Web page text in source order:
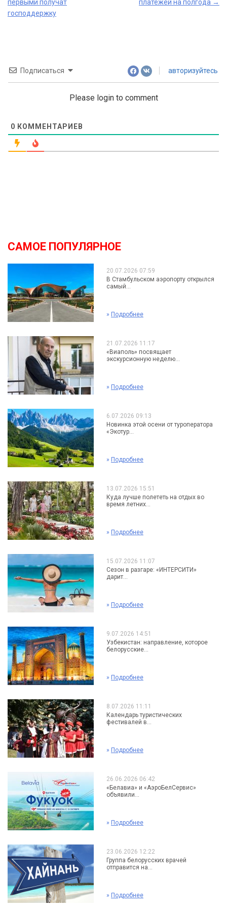
первыми получат
господдержку
платежей на полгода →
Подписаться авторизуйтесь
Please login to comment
0 КОММЕНТАРИЕВ
САМОЕ ПОПУЛЯРНОЕ
20.07.2026 07:59
В Стамбульском аэропорту открылся
самый...
» Подробнее
21.07.2026 11:17
«Виаполь» посвящает
экскурсионную неделю...
» Подробнее
6.07.2026 09:13
Новинка этой осени от туроператора
«Экотур...
» Подробнее
13.07.2026 15:51
Куда лучше полететь на отдых во
время летних...
» Подробнее
15.07.2026 11:07
Сезон в разгаре: «ИНТЕРСИТИ»
дарит...
» Подробнее
9.07.2026 14:51
Узбекистан: направление, которое
белорусские...
» Подробнее
8.07.2026 11:11
Календарь туристических
фестивалей в...
» Подробнее
26.06.2026 06:42
«Белавиа» и «АэроБелСервис»
объявили...
» Подробнее
23.06.2026 12:22
Группа белорусских врачей
отправится на...
» Подробнее